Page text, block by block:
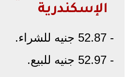
الإسكندرية
- 52.87 جنيه للشراء.
- 52.97 جنيه للبيع.